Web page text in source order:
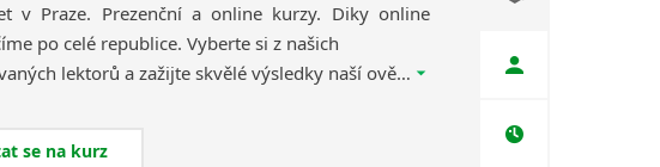
v Praze. Prezenční a online kurzy. Diky online
po celé republice. Vyberte si z našich
kvalifikovaných lektorů a zažijte skvělé výsledky naší ověřené výukové metody, díky které se naučíte italský efektivně, rychle a zábavnou formou.
se na kurz